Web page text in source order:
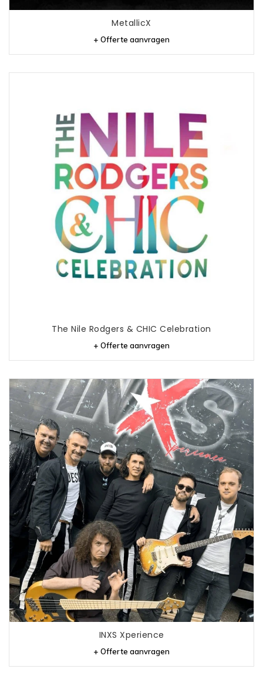
MetallicX
+ Offerte aanvragen
The Nile Rodgers & CHIC Celebration
+ Offerte aanvragen
INXS Xperience
+ Offerte aanvragen